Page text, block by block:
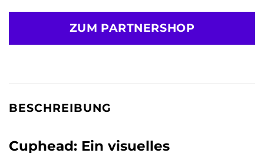
ZUM PARTNERSHOP
BESCHREIBUNG
Cuphead: Ein visuelles